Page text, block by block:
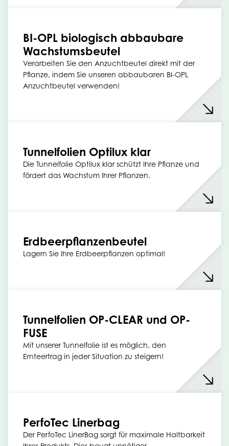
BI-OPL biologisch abbaubare
Wachstumsbeutel
Verarbeiten Sie den Anzuchtbeutel direkt mit der
Pflanze, indem Sie unseren abbaubaren BI-OPL
Anzuchtbeutel verwenden!
Tunnelfolien Optilux klar
Die Tunnelfolie Optilux klar schützt Ihre Pflanze und
fördert das Wachstum Ihrer Pflanzen.
Erdbeerpflanzenbeutel
Lagern Sie Ihre Erdbeerpflanzen optimal!
Tunnelfolien OP-CLEAR und OP-
FUSE
Mit unserer Tunnelfolie ist es möglich, den
Ernteertrag in jeder Situation zu steigern!
PerfoTec Linerbag
Der PerfoTec LinerBag sorgt für maximale Haltbarkeit